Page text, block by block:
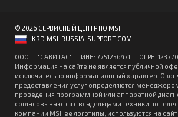
© 2026 СЕРВИСНЫЙ ЦЕНТР ПО MSI
KRD.MSI-RUSSIA-SUPPORT.COM
ООО "CАВИТAC" ИНН: 7751256471 ОГPН:
Информация на сайте не является публичной
исключительно информационный характер.
предоставления услуг определяются
проведения программной или аппаратной
согласовываются с владельцами техники по
компании MSI, ее логотипы, используются на